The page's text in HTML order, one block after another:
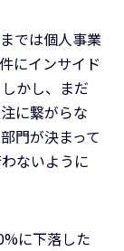
では個人事業
にインサイド
かし、まだ
に繋がらな
門が決まって
ないように
に下落した